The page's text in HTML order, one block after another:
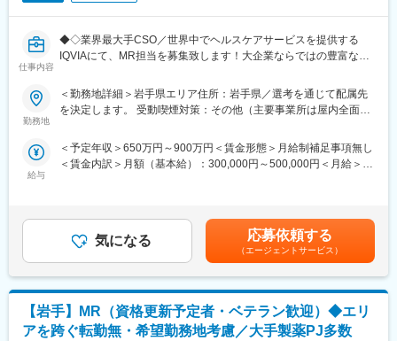
仕事内容
◆◇業界最大手CSO／世界中でヘルスケアサービスを提供する
IQVIAにて、MR担当を募集致します！大企業ならではの豊富なキ
【具体的な業務詳細】
いただきます。
・担当エリアの訪問医療施設のターゲティング、担当医療施設へ
・医療従事者向けの説明会の企画・実施、医師同士のコミュニケ
ーション推進のための研究会・勉強会の立ち上げ、講演会の企
画・運営 等
※勤務地については、選考内で希望を伺ったうえで決定します。
＼IQVIAでMRとして働く魅力／
（１）充実の待遇：同業他社の中でも平均給与の高さや非課税の
勤務地
＜勤務地詳細＞岩手県エリア住所：岩手県／選考を通じて配属先
を決定します。 受動喫煙対策：その他（主要事業所は屋内全面禁
給与
＜予定年収＞650万円～900万円＜賃金形態＞月給制補足事項無し
＜賃金内訳＞月額（基本給）：300,000円～500,000円＜月給＞
ジェクト稼働手当(35,000円)、外勤日当（1日1,500円／外勤3.5時
間以上）■変動賞与制（6月・12月・3月）※平均実績6ヶ月分■イン
センティブ：3月（対象者）賃金はあくまでも目安の金額であり、
選考を通じて上下する可能性があります。月給(月額)は固定手当を
含めた表記です。
気になる 応募依頼する
（エージェントサービス）
【岩手】MR（資格更新予定者・ベテラン歓迎）◆エリ
アを跨ぐ転勤無・希望勤務地考慮／大手製薬PJ多数